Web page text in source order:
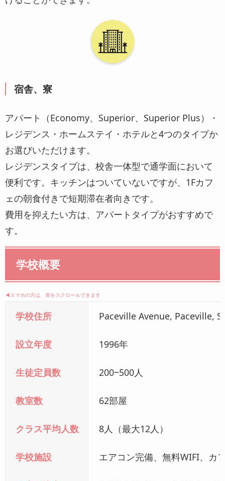
宿舎、寮
アパート（Economy、Superior、Superior Plus）・
レジデンス・ホームステイ・ホテルと4つのタイプか
お選びいただけます。
レジデンスタイプは、校舎一体型で通学面において
便利です。キッチンはついていないですが、1Fカフ
ェの朝食付きで短期滞在者向きです。
費用を抑えたい方は、アパートタイプがおすすめで
す。
学校概要
◀︎スマホの方は、表をスクロールできます
学校住所 Paceville Avenue, Paceville,
設立年度 1996年
生徒定員数 200~500人
教室数 62部屋
クラス平均人数 8人（最大12人）
学校施設 エアコン完備、無料WIFI、カ